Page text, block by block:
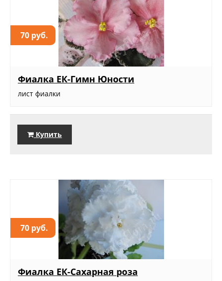
70 руб.
Фиалка ЕК-Гимн Юности
лист фиалки
Купить
70 руб.
Фиалка ЕК-Сахарная роза